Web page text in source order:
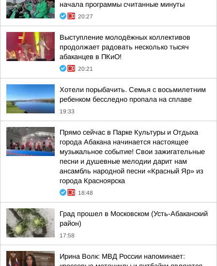
начала программы считанные минуты
20:27
Выступление молодёжных коллективов
продолжает радовать несколько тысяч
абаканцев в ПКиО!
20:21
Хотели порыбачить. Семья с восьмилетним
ребенком бесследно пропала на сплаве
19:33
Прямо сейчас в Парке Культуры и Отдыха
города Абакана начинается настоящее
музыкальное событие! Свои зажигательные
песни и душевные мелодии дарит нам
ансамбль народной песни «Красный Яр» из
города Красноярска
18:48
Град прошел в Московском (Усть-Абаканский
район)
17:58
Ирина Волк: МВД России напоминает: